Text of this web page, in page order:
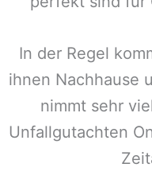
In der Regel
ihnen Nachhause
nimmt sehr
Unfallgutachten